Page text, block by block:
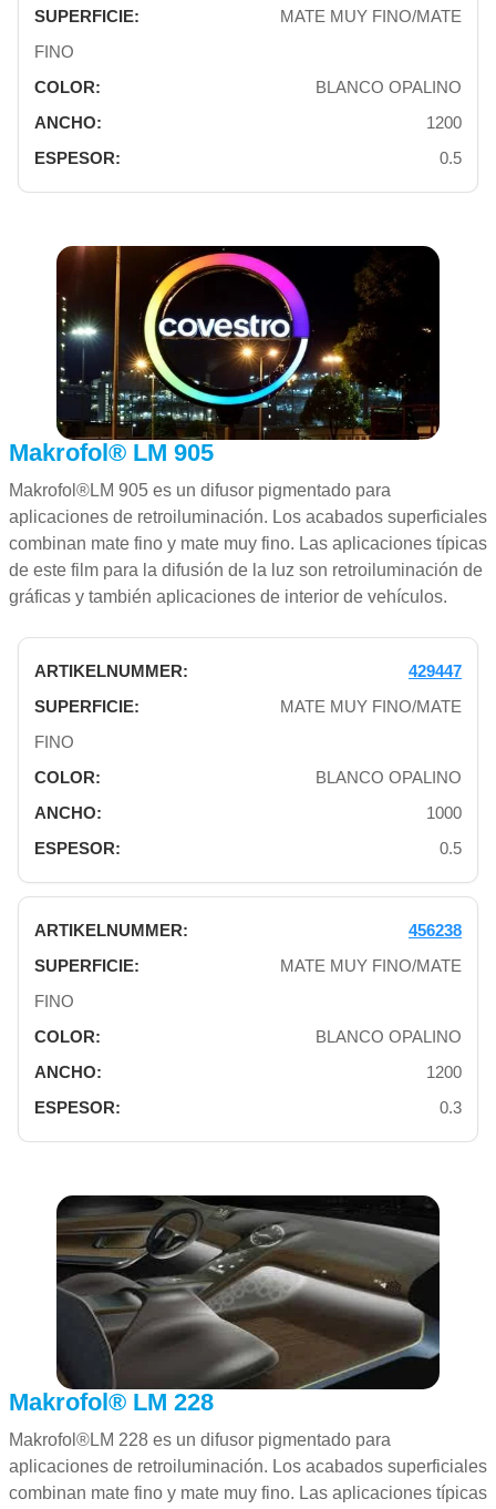
MATE MUY FINO/MATE
FINO
BLANCO OPALINO
1200
0.5
Makrofol® LM 905
Makrofol®LM 905 es un difusor pigmentado para
aplicaciones de retroiluminación. Los acabados superficiales
combinan mate fino y mate muy fino. Las aplicaciones típicas
de este film para la difusión de la luz son retroiluminación de
gráficas y también aplicaciones de interior de vehículos.
429447
MATE MUY FINO/MATE
FINO
BLANCO OPALINO
1000
0.5
456238
MATE MUY FINO/MATE
FINO
BLANCO OPALINO
1200
0.3
Makrofol® LM 228
Makrofol®LM 228 es un difusor pigmentado para
aplicaciones de retroiluminación. Los acabados superficiales
combinan mate fino y mate muy fino. Las aplicaciones típicas